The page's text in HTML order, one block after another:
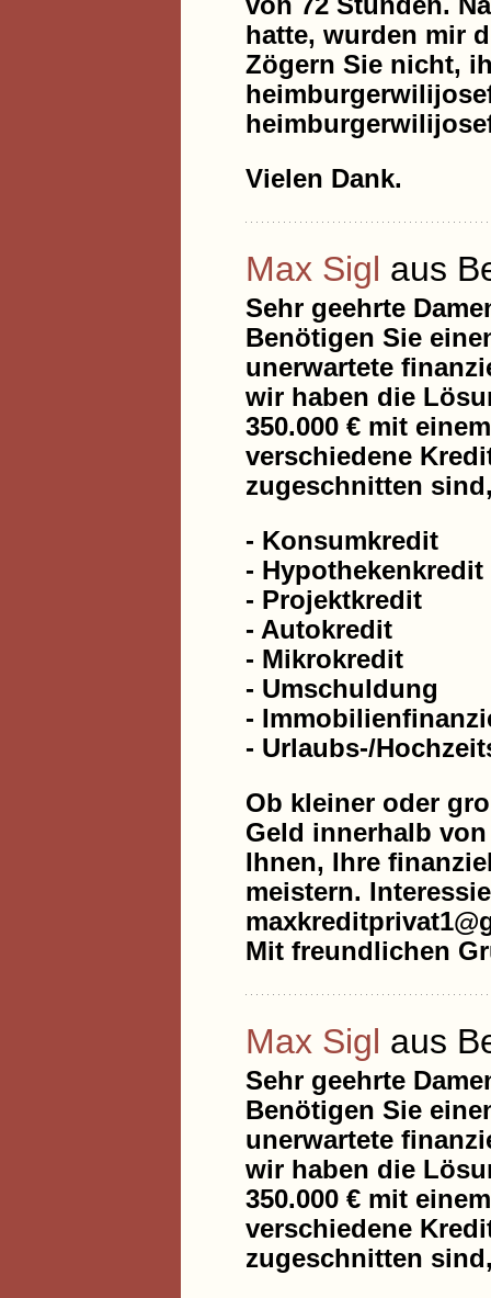
hatte, wurden mir
Zögern Sie nicht,
Vielen Dank.
Max Sigl aus
Sehr geehrte
Benötigen Sie
unerwartete
wir haben die
350.000 € mit
verschiedene
zugeschnitten
- Konsumkredit
- Hypothekenkredit
- Projektkredit
- Autokredit
- Mikrokredit
- Umschuldung
-
- Urlaubs-/
Ob kleiner oder
Geld innerhalb
Ihnen, Ihre
meistern.
Mit freundlichen
Max Sigl aus
Sehr geehrte
Benötigen Sie
unerwartete
wir haben die
350.000 € mit
verschiedene
zugeschnitten